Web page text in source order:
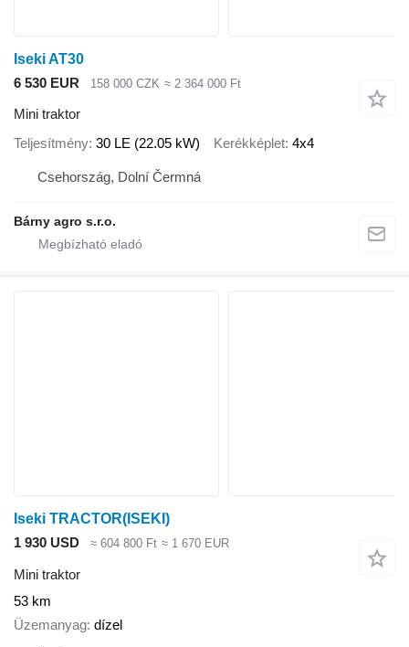
Iseki AT30
6 530 EUR
158 000 CZK ≈ 2 364 000 Ft
Mini traktor
Teljesítmény 30 LE (22.05 kW) Kerékképlet 4x4
Csehország, Dolní Čermná
Bárny agro s.r.o.
Iseki TRACTOR(ISEKI)
1 930 USD
≈ 604 800 Ft ≈ 1 670 EUR
Mini traktor
53 km
Üzemanyag dízel